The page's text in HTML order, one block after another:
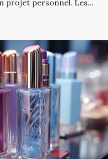
projet personnel. Les...